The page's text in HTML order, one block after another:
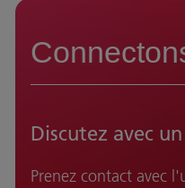
Discutez avec
Prenez contact avec